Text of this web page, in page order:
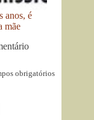
anos, é
mãe
obrigatórios